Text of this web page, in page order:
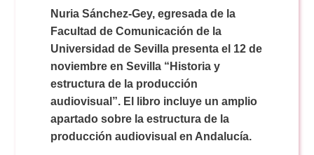
Periodismo
Publicidad y RR.PP
Comunicación Audiovisual
Doble Grado PER/CAV
Exámenes Grado
Periodismo
Publicidad y RR.PP
Secretaría Virtual
#miTFG
Nuria Sánchez-Gey, egresada de la
Facultad de Comunicación de la
Universidad de Sevilla presenta el 12 de
noviembre en Sevilla “Historia y
estructura de la producción
audiovisual”. El libro incluye un amplio
apartado sobre la estructura de la
producción audiovisual en Andalucía.